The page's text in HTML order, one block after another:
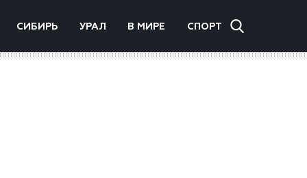
СИБИРЬ УРАЛ В МИРЕ СПОРТ